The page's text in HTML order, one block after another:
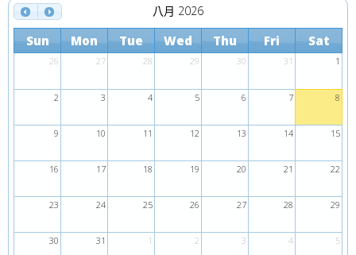
八月 2026
Sun Mon Tue Wed Thu Fri Sat
26 27 28 29 30 31 1
2 3 4 5 6 7 8
9 10 11 12 13 14 15
16 17 18 19 20 21 22
23 24 25 26 27 28 29
30 31 1 2 3 4 5